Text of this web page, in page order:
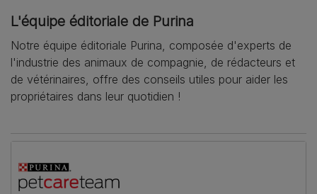
L'équipe éditoriale de Purina
Notre équipe éditoriale Purina, composée d'experts de
l'industrie des animaux de compagnie, de rédacteurs et
de vétérinaires, offre des conseils utiles pour aider les
propriétaires dans leur quotidien !